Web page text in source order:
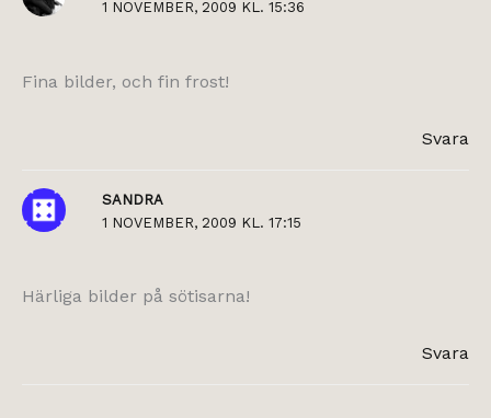
1 NOVEMBER, 2009 KL. 15:36
Fina bilder, och fin frost!
Svara
SANDRA
1 NOVEMBER, 2009 KL. 17:15
Härliga bilder på sötisarna!
Svara